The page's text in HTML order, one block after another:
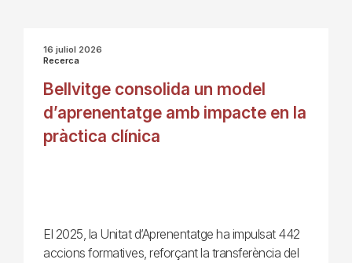
16 juliol 2026
Recerca
Bellvitge consolida un model
d’aprenentatge amb impacte en la
pràctica clínica
El 2025, la Unitat d’Aprenentatge ha impulsat 442
accions formatives, reforçant la transferència del